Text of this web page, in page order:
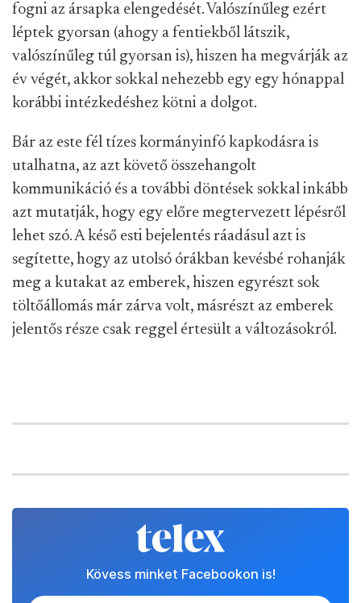
fogni az ársapka elengedését. Valószínűleg ezért
léptek gyorsan (ahogy a fentiekből látszik,
valószínűleg túl gyorsan is), hiszen ha megvárják az
év végét, akkor sokkal nehezebb egy egy hónappal
korábbi intézkedéshez kötni a dolgot.
Bár az este fél tízes kormányinfó kapkodásra is
utalhatna, az azt követő összehangolt
kommunikáció és a további döntések sokkal inkább
azt mutatják, hogy egy előre megtervezett lépésről
lehet szó. A késő esti bejelentés ráadásul azt is
segítette, hogy az utolsó órákban kevésbé rohanják
meg a kutakat az emberek, hiszen egyrészt sok
töltőállomás már zárva volt, másrészt az emberek
jelentős része csak reggel értesült a változásokról.
Kövess minket Facebookon is!